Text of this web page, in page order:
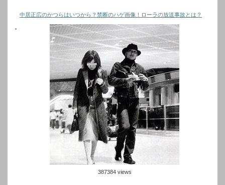
中居正広のかつらはいつから？禁断のハゲ画像！ローラの放送事故とは？
387384 views